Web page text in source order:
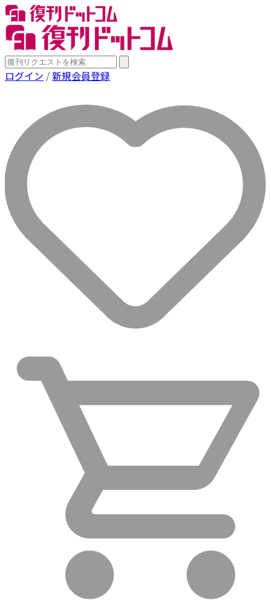
ログイン /新規会員登録